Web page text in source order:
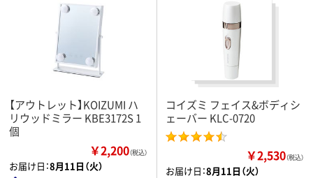
【アウトレット】KOIZUMI ハ
リウッドミラー KBE3172S 1
個
￥2,200（税込）
お届け日：8月11日（火）
コイズミ フェイス&ボディシ
ェーバー KLC-0720
￥2,530（税込）
お届け日：8月11日（火）